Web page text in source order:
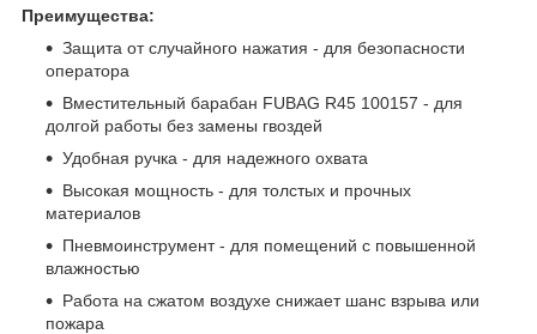
Преимущества:
Защита от случайного нажатия - для безопасности
оператора
Вместительный барабан FUBAG R45 100157 - для
долгой работы без замены гвоздей
Удобная ручка - для надежного охвата
Высокая мощность - для толстых и прочных
материалов
Пневмоинструмент - для помещений с повышенной
влажностью
Работа на сжатом воздухе снижает шанс взрыва или
пожара